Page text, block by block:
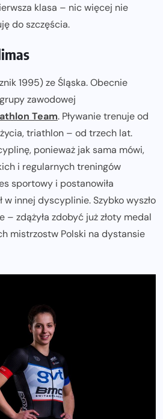
klasa – nic więcej nie
do szczęścia.
1995) ze Śląska. Obecnie
zawodowej
Team. Pływanie trenuje od
triathlon – od trzech lat.
ponieważ jak sama mówi,
i regularnych treningów
sportowy i postanowiła
w innej dyscyplinie. Szybko wyszło
– zdążyła zdobyć już złoty medal
mistrzostw Polski na dystansie